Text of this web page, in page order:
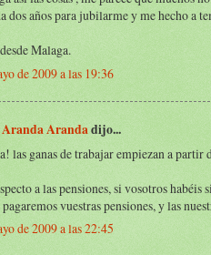
dos años para jubilarme y me hecho a
Malaga.
de 2009 a las 19:36
Arandadijo...
las ganas de trabajar empiezan a partir
a las pensiones, si vosotros habéis
vuestras pensiones, y las
de 2009 a las 22:45